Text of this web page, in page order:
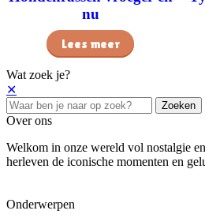
nu
Lees meer
Wat zoek je?
✕
Zoeken
Over ons
Welkom in onze wereld vol nostalgie
herleven de iconische momenten en
Onderwerpen